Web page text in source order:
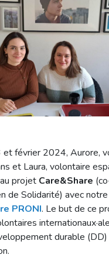
février 2024, Aurore,
et Laura, volontaire
projet Care&Share
de Solidarité) avec
PRONI. Le but de ce
durable